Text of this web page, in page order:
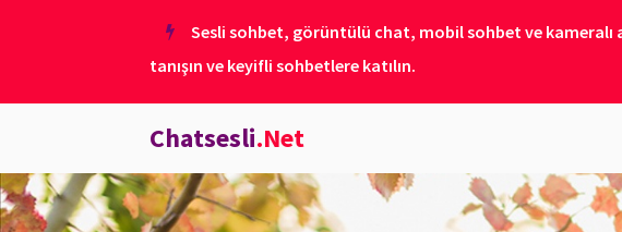
Sesli sohbet, görüntülü chat, mobil sohbet ve kameralı
tanışın ve keyifli sohbetlere katılın.
Chatsesli.Net